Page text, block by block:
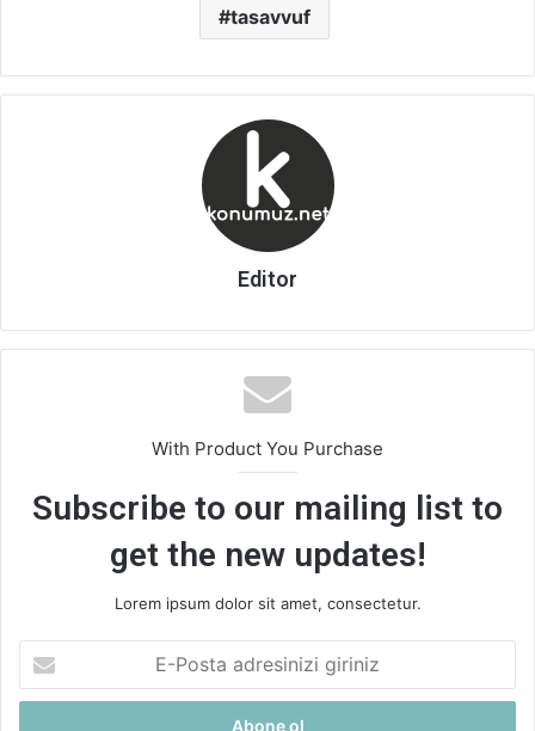
tasavvuf
Editor
With Product You Purchase
Subscribe to our mailing list to
get the new updates!
Lorem ipsum dolor sit amet, consectetur.
Posta
adresinizi